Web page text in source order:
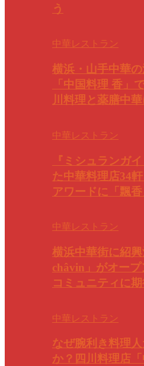
う
中華レストラン
横浜・山手中華の
「中国料理 香」
川料理と薬膳中
中華レストラン
『ミシュランガ
た中華料理店34
アワードに「飄
中華レストラン
横浜中華街に紹
châvin」がオー
コミュニティに
中華レストラン
なぜ腕利き料理
か？四川料理店